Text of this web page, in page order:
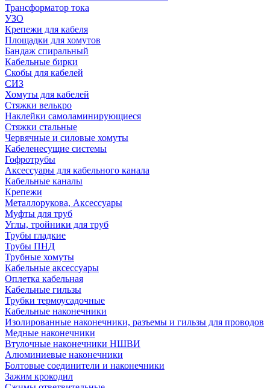
Трансформатор тока
УЗО
Крепежи для кабеля
Площадки для хомутов
Бандаж спиральный
Кабельные бирки
Cкобы для кабелей
СИЗ
Хомуты для кабелей
Стяжки велькро
Наклейки самоламинирующиеся
Стяжки стальные
Червячные и силовые хомуты
Кабеленесущие системы
Гофротрубы
Аксессуары для кабельного канала
Кабельные каналы
Крепежи
Металлорукова, Аксессуары
Муфты для труб
Углы, тройники для труб
Трубы гладкие
Трубы ПНД
Трубные хомуты
Кабельные аксессуары
Оплетка кабельная
Кабельные гильзы
Трубки термоусадочные
Кабельные наконечники
Изолированные наконечники, разъемы и гильзы для проводов
Медные наконечники
Втулочные наконечники НШВИ
Алюминиевые наконечники
Болтовые соединители и наконечники
Зажим крокодил